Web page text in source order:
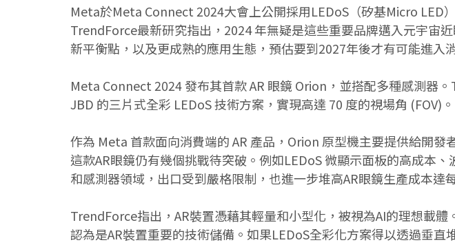
Meta於Meta Connect 2024大會上公開採用LEDoS（矽基Micro LED
TrendForce最新研究指出，2024 年無疑是這些重要品牌邁入元宇宙
新平衡點，以及更成熟的應用生態，預估要到2027年後才有可能進入
Meta Connect 2024 發布其首款 AR 眼鏡 Orion，並搭配多種感測器
JBD 的三片式全彩 LEDoS 技術方案，實現高達 70 度的視場角 (FOV)。
作為 Meta 首款面向消費端的 AR 產品，Orion 原型機主要提供給開
這款AR眼鏡仍有幾個挑戰待突破。例如LEDoS 微顯示面板的高成本
和感測器領域，出口受到嚴格限制，也進一步堆高AR眼鏡生產成本
TrendForce指出，AR裝置憑藉其輕量和小型化，被視為AI的理想載
認為是AR裝置重要的技術儲備。如果LEDoS全彩化方案得以透過垂